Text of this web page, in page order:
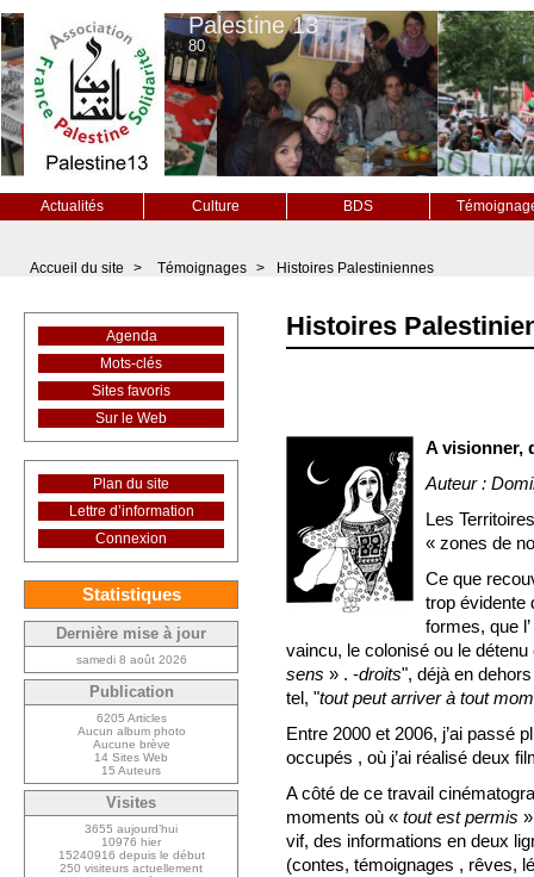
Palestine 13
80
Actualités Culture BDS
Accueil du site > Témoignages > Histoires Palestiniennes
Histoires
A visionner,
Auteur :
Les
« zones de
Ce que
trop évidente
formes, que
vaincu, le colonisé ou le
sens » . -droits", déjà en
tel, "tout peut arriver à tout
Entre 2000 et 2006, j’ai passé
occupés , où j’ai réalisé deux
A côté de ce travail
moments où « tout est permis
vif, des informations en deux
(contes, témoignages , rêves,
Agenda
Mots-clés
Sites favoris
Sur le Web
Plan du site
Lettre d’information
Connexion
Statistiques
Dernière mise à jour
samedi 8 août 2026
Publication
6205 Articles
Aucun album photo
Aucune brève
14 Sites Web
15 Auteurs
Visites
3655 aujourd’hui
10976 hier
15240916 depuis le début
250 visiteurs actuellement